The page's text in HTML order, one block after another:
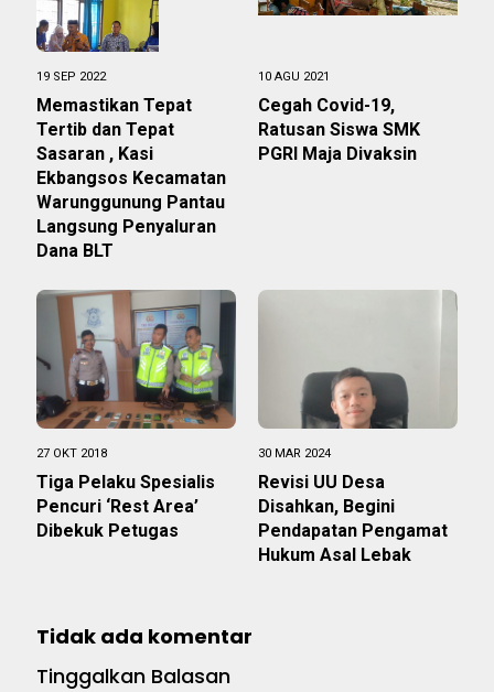
19 SEP 2022
Memastikan Tepat
Tertib dan Tepat
Sasaran , Kasi
Ekbangsos Kecamatan
Warunggunung Pantau
Langsung Penyaluran
Dana BLT
10 AGU 2021
Cegah Covid-19,
Ratusan Siswa SMK
PGRI Maja Divaksin
27 OKT 2018
Tiga Pelaku Spesialis
Pencuri ‘Rest Area’
Dibekuk Petugas
30 MAR 2024
Revisi UU Desa
Disahkan, Begini
Pendapatan Pengamat
Hukum Asal Lebak
Tidak ada komentar
Tinggalkan Balasan